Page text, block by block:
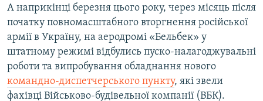
А наприкінці березня цього року, через місяць після
початку повномасштабного вторгнення російської
армії в Україну, на аеродромі «Бельбек» у
штатному режимі відбулись пуско-налагоджувальні
роботи та випробування обладнання нового
командно-диспетчерського пункту, які звели
фахівці Військово-будівельної компанії (ВБК).